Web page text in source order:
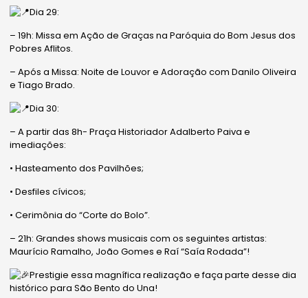
Dia 29:
– 19h: Missa em Ação de Graças na Paróquia do Bom Jesus dos
Pobres Aflitos.
– Após a Missa: Noite de Louvor e Adoração com Danilo Oliveira
e Tiago Brado.
Dia 30:
– A partir das 8h- Praça Historiador Adalberto Paiva e
imediações:
• Hasteamento dos Pavilhões;
• Desfiles cívicos;
• Cerimônia do “Corte do Bolo”.
– 21h: Grandes shows musicais com os seguintes artistas:
Maurício Ramalho, João Gomes e Raí “Saía Rodada”!
Prestigie essa magnífica realização e faça parte desse dia
histórico para São Bento do Una!